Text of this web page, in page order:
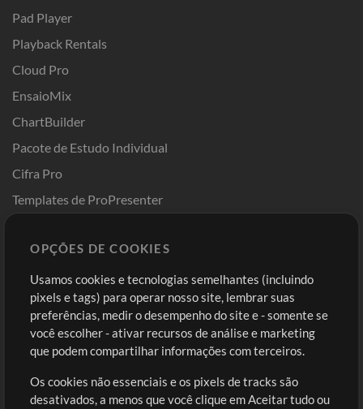
Pad Player
Playback Rentals
Cloud Pro
EnsaioMix
ChartBuilder
Pacote de Estudo Individual
Cifra Pro
Templates de ProPresenter
Comprar Créditos
Conteúdo Grátis
Solicite uma Música
Extras
Entre
Cadastre-se
Ir ao carrinho
OPÇÕES DE COOKIES
Usamos cookies e tecnologias semelhantes (incluindo
pixels e tags) para operar nosso site, lembrar suas
preferências, medir o desempenho do site e - somente se
você escolher - ativar recursos de análise e marketing
que podem compartilhar informações com terceiros.
Os cookies não essenciais e os pixels de tracks são
desativados, a menos que você clique em Aceitar tudo ou